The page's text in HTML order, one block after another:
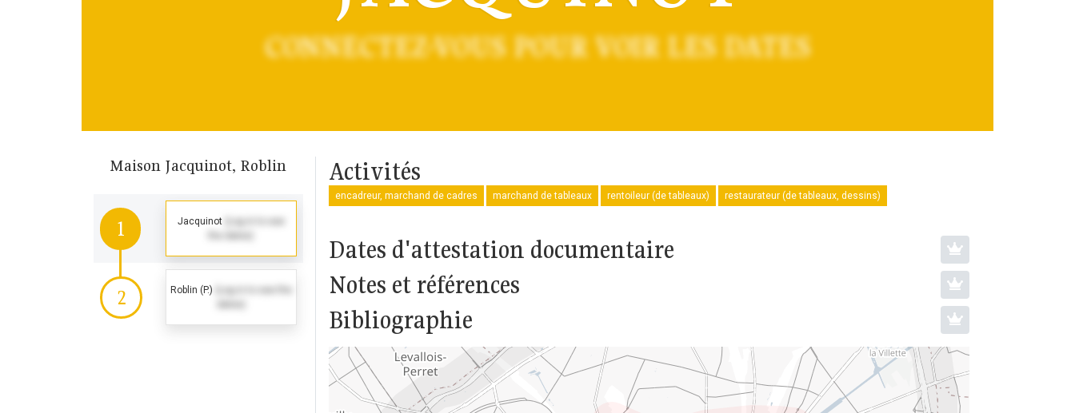
CONNECTEZ-VOUS POUR VOIR LES DATES
Maison Jacquinot, Roblin
1 Jacquinot
2 Roblin (P.)
Activités
encadreur, marchand de cadres marchand de tableaux rentoileur (de tableaux) restaurateur (de tableaux, dessins)
Dates d'attestation documentaire
Notes et références
Bibliographie